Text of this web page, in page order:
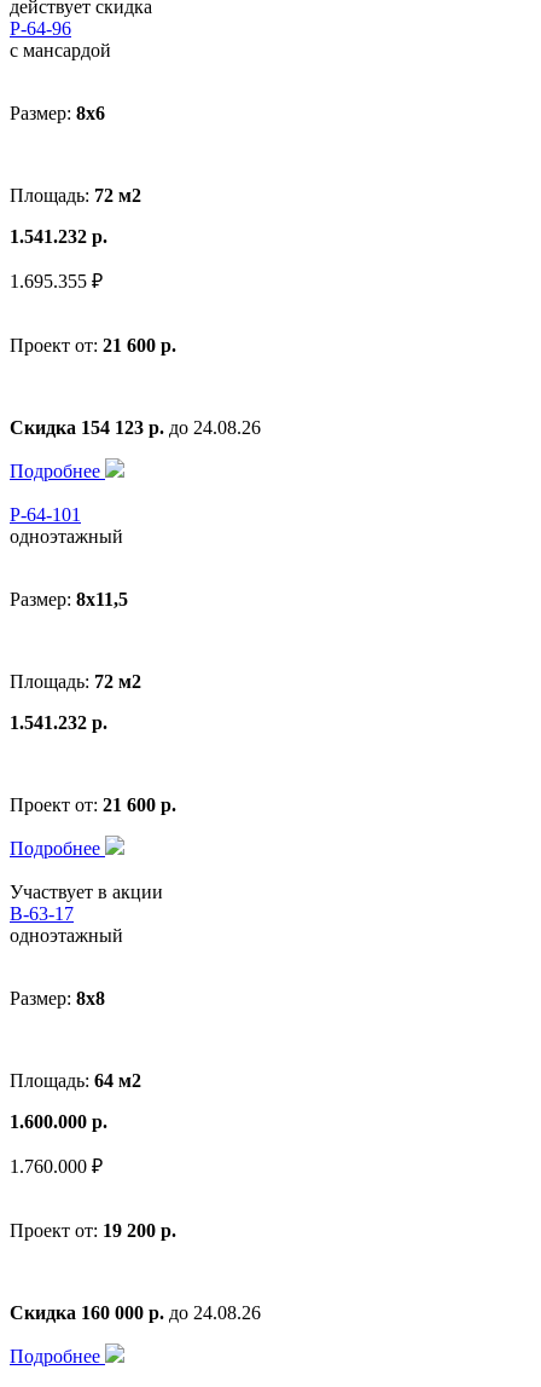
действует скидка
Р-64-96
с мансардой
Размер: 8x6
Площадь: 72 м2
1.541.232 р.
1.695.355 ₽
Проект от: 21 600 р.
Скидка 154 123 р. до 24.08.26
Подробнее
Р-64-101
одноэтажный
Размер: 8x11,5
Площадь: 72 м2
1.541.232 р.
Проект от: 21 600 р.
Подробнее
Участвует в акции
В-63-17
одноэтажный
Размер: 8x8
Площадь: 64 м2
1.600.000 р.
1.760.000 ₽
Проект от: 19 200 р.
Скидка 160 000 р. до 24.08.26
Подробнее